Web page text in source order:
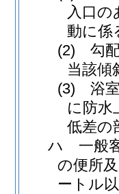
入口の
動に係
(2)
勾
当該傾
(3)
浴
に防
低差の
ハ
一般
の便所
ートル